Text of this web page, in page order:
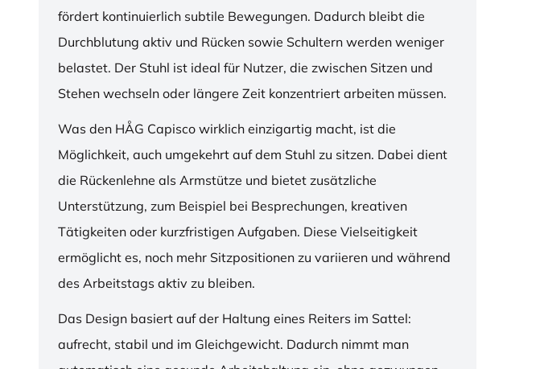
fördert kontinuierlich subtile Bewegungen. Dadurch bleibt die
Durchblutung aktiv und Rücken sowie Schultern werden weniger
belastet. Der Stuhl ist ideal für Nutzer, die zwischen Sitzen und
Stehen wechseln oder längere Zeit konzentriert arbeiten müssen.
Was den HÅG Capisco wirklich einzigartig macht, ist die
Möglichkeit, auch umgekehrt auf dem Stuhl zu sitzen. Dabei dient
die Rückenlehne als Armstütze und bietet zusätzliche
Unterstützung, zum Beispiel bei Besprechungen, kreativen
Tätigkeiten oder kurzfristigen Aufgaben. Diese Vielseitigkeit
ermöglicht es, noch mehr Sitzpositionen zu variieren und während
des Arbeitstags aktiv zu bleiben.
Das Design basiert auf der Haltung eines Reiters im Sattel:
aufrecht, stabil und im Gleichgewicht. Dadurch nimmt man